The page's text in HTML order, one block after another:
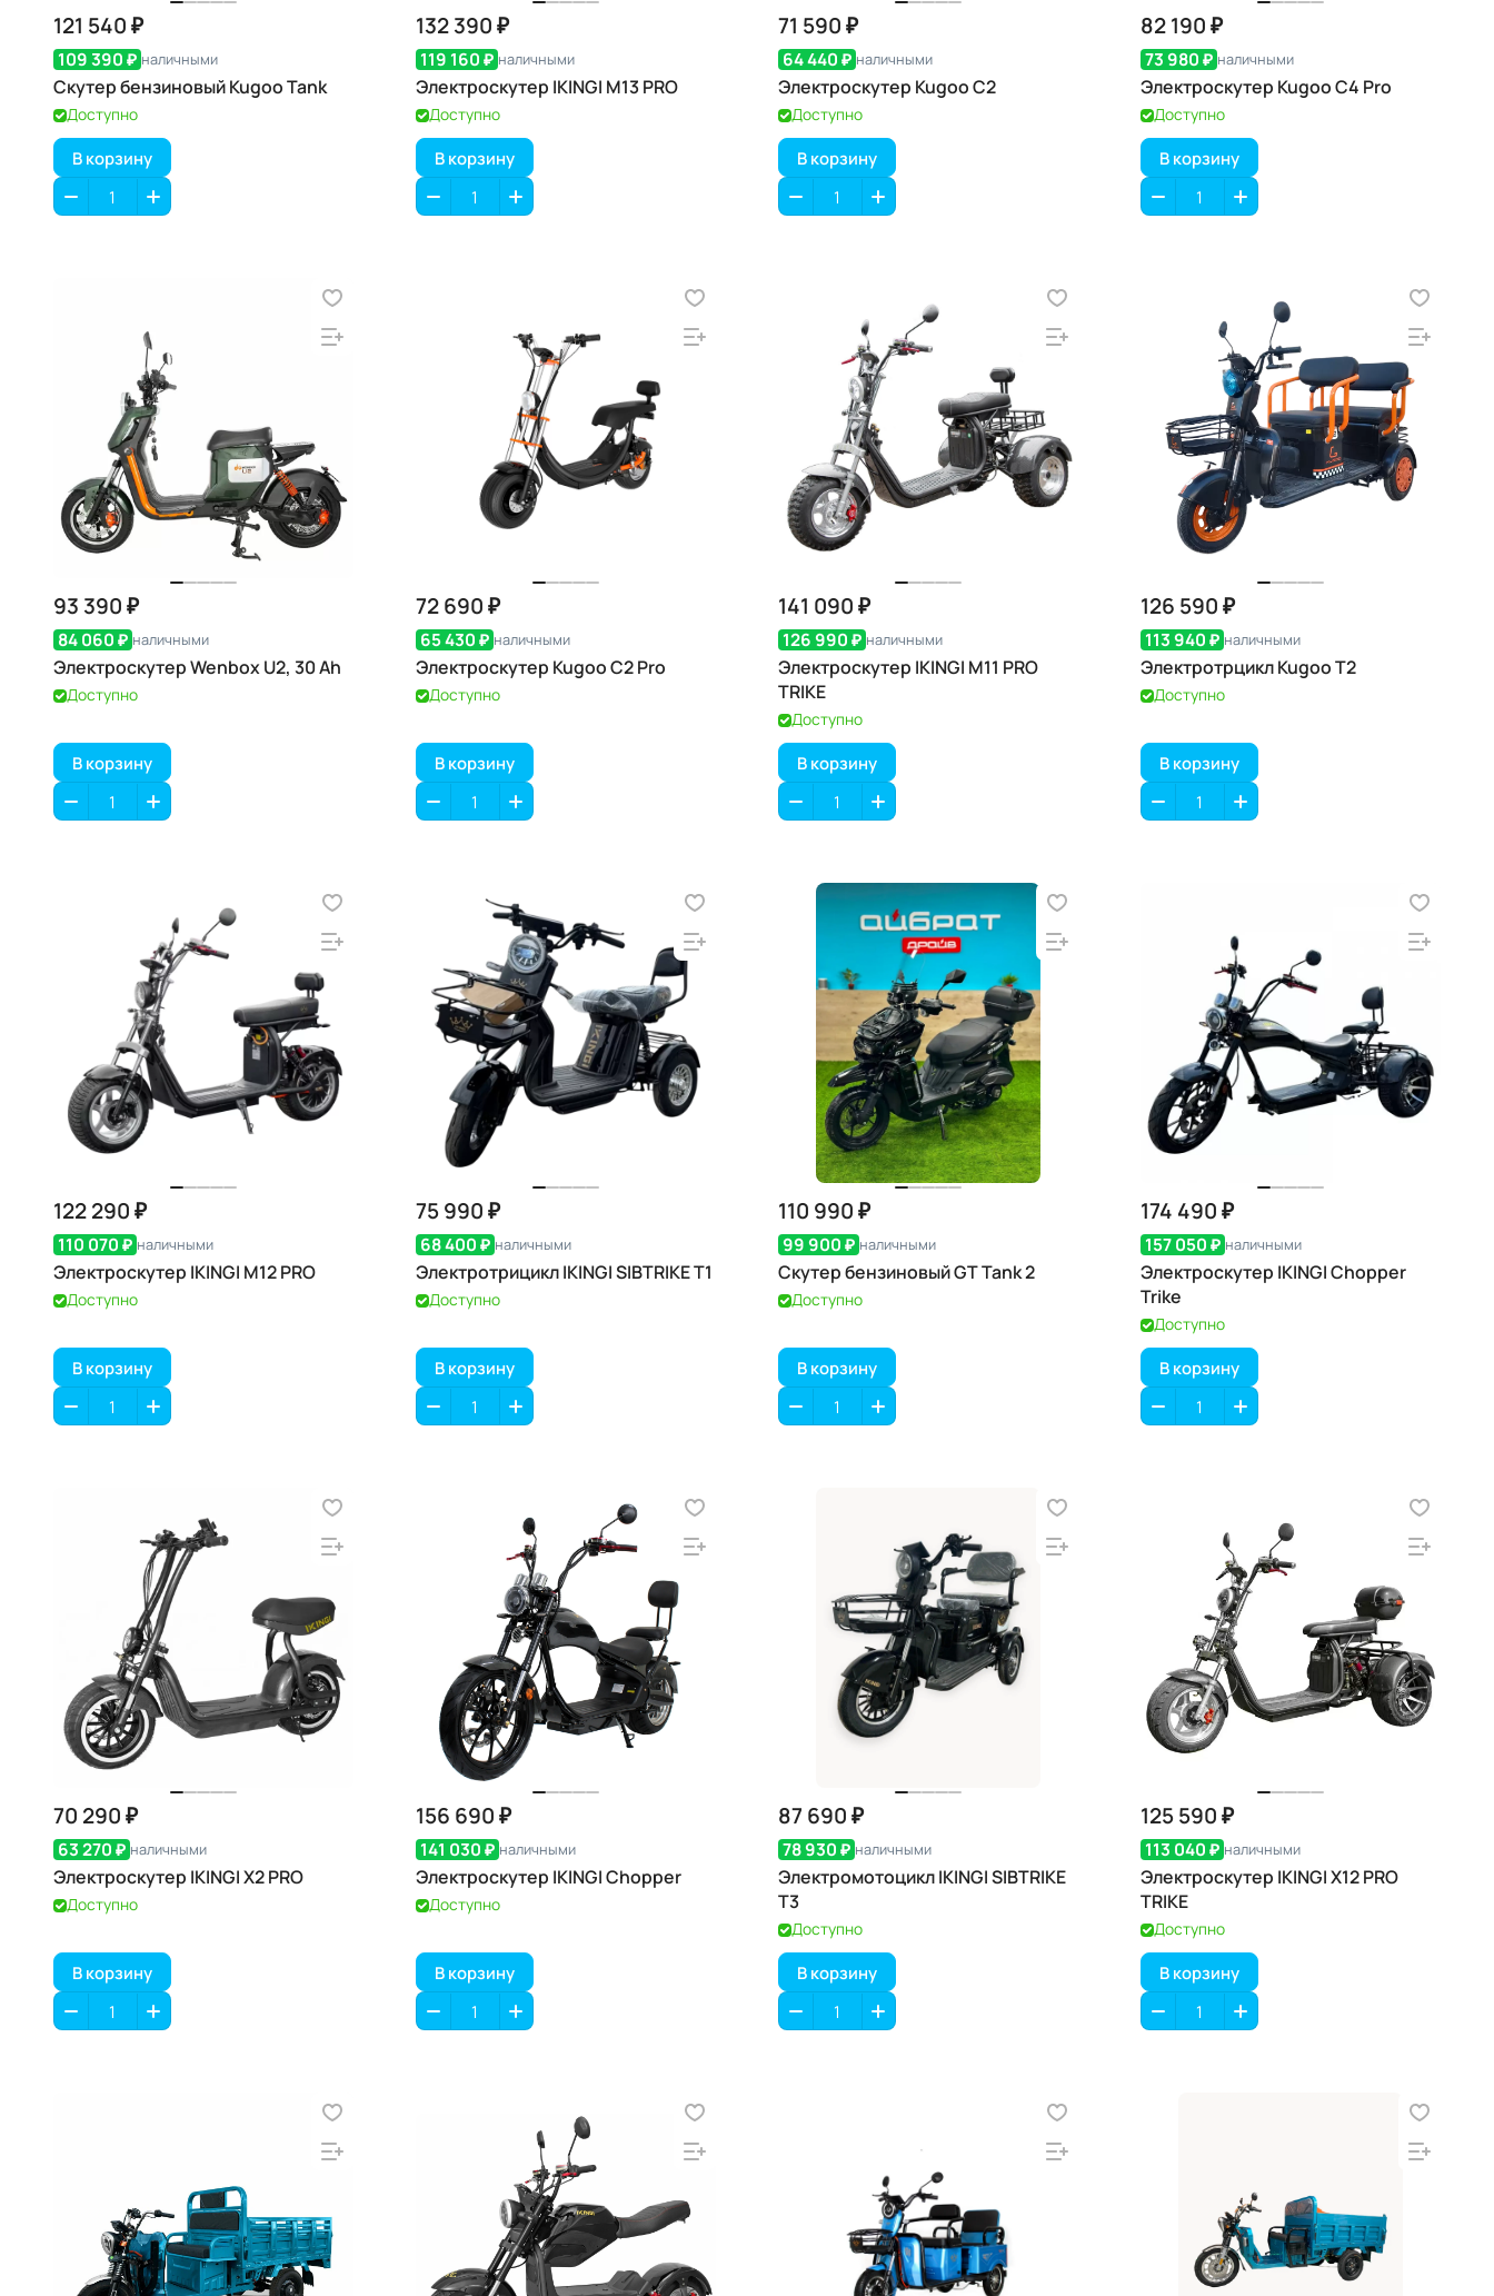
121 540 ₽
109 390 ₽ наличными
Скутер бензиновый Kugoo Tank
Доступно
В корзину
132 390 ₽
119 160 ₽ наличными
Электроскутер IKINGI M13 PRO
Доступно
В корзину
71 590 ₽
64 440 ₽ наличными
Электроскутер Kugoo C2
Доступно
В корзину
82 190 ₽
73 980 ₽ наличными
Электроскутер Kugoo С4 Pro
Доступно
В корзину
93 390 ₽
84 060 ₽ наличными
Электроскутер Wenbox U2, 30 Ah
Доступно
В корзину
72 690 ₽
65 430 ₽ наличными
Электроскутер Kugoo C2 Pro
Доступно
В корзину
141 090 ₽
126 990 ₽ наличными
Электроскутер IKINGI M11 PRO
TRIKE
Доступно
В корзину
126 590 ₽
113 940 ₽ наличными
Электротрцикл Kugoo T2
Доступно
В корзину
122 290 ₽
110 070 ₽ наличными
Электроскутер IKINGI M12 PRO
Доступно
В корзину
75 990 ₽
68 400 ₽ наличными
Электротрицикл IKINGI SIBTRIKE T1
Доступно
В корзину
110 990 ₽
99 900 ₽ наличными
Скутер бензиновый GT Tank 2
Доступно
В корзину
174 490 ₽
157 050 ₽ наличными
Электроскутер IKINGI Chopper
Trike
Доступно
В корзину
70 290 ₽
63 270 ₽ наличными
Электроскутер IKINGI X2 PRO
Доступно
В корзину
156 690 ₽
141 030 ₽ наличными
Электроскутер IKINGI Chopper
Доступно
В корзину
87 690 ₽
78 930 ₽ наличными
Электромотоцикл IKINGI SIBTRIKE
T3
Доступно
В корзину
125 590 ₽
113 040 ₽ наличными
Электроскутер IKINGI X12 PRO
TRIKE
Доступно
В корзину